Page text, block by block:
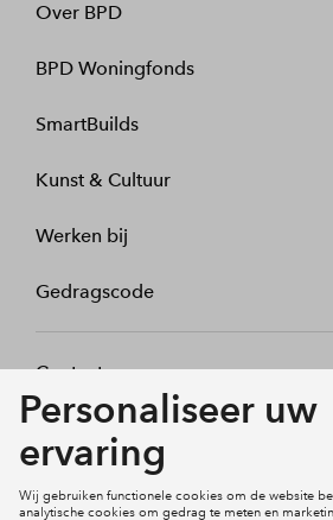
Over BPD
BPD Woningfonds
SmartBuilds
Kunst & Cultuur
Werken bij
Gedragscode
Contact
Mijn profiel